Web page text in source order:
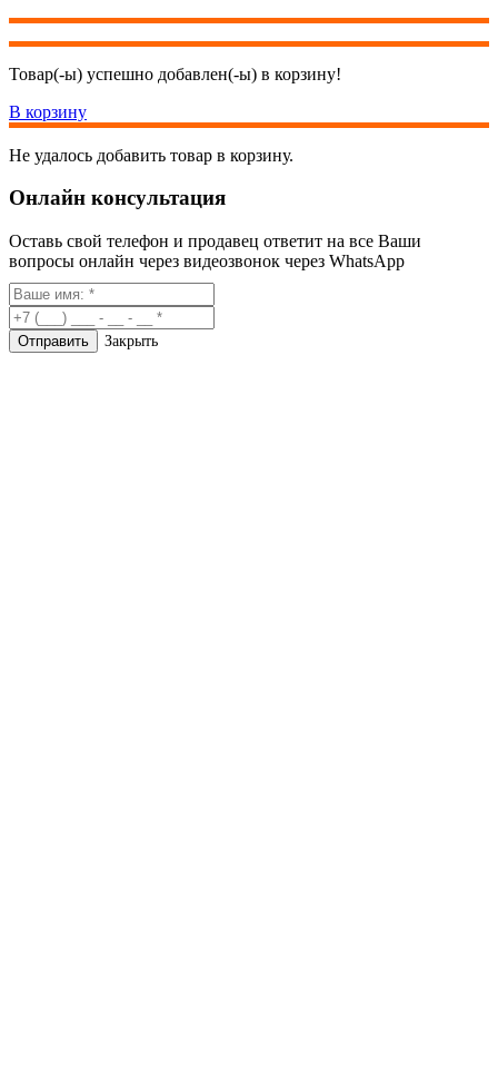
Товар(-ы) успешно добавлен(-ы) в корзину!
В корзину
Не удалось добавить товар в корзину.
Онлайн консультация
Оставь свой телефон и продавец ответит на все Ваши
вопросы онлайн через видеозвонок через WhatsApp
Закрыть